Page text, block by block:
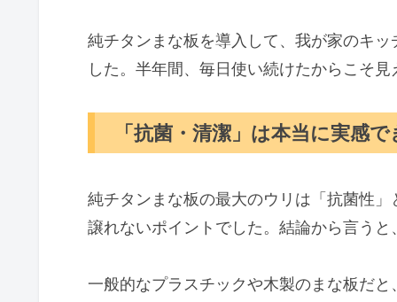
Q2: 色移りや臭い移りがな
Q3: 買い替えの目安は？長
まな板一つで、日々の料理と家計は
純チタンまな板を導入して、我が家のキ
した。半年間、毎日使い続けたからこそ
「抗菌・清潔」は本当に実感
純チタンまな板の最大のウリは「抗菌性
譲れないポイントでした。結論から言うと
一般的なプラスチックや木製のまな板だ